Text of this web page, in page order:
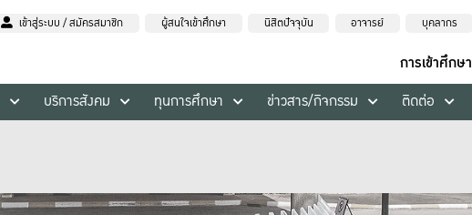
เข้าสู่ระบบ / สมัครสมาชิก ผู้สนใจเข้าศึกษา นิสิตปัจจุบัน อาจารย์ บุคลากร
การเข้าศึกษา
บริการสังคม ทุนการศึกษา ข่าวสาร/กิจกรรม ติดต่อ